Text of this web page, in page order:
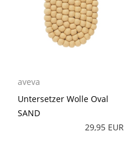
aveva
Untersetzer Wolle Oval
SAND
29,95 EUR